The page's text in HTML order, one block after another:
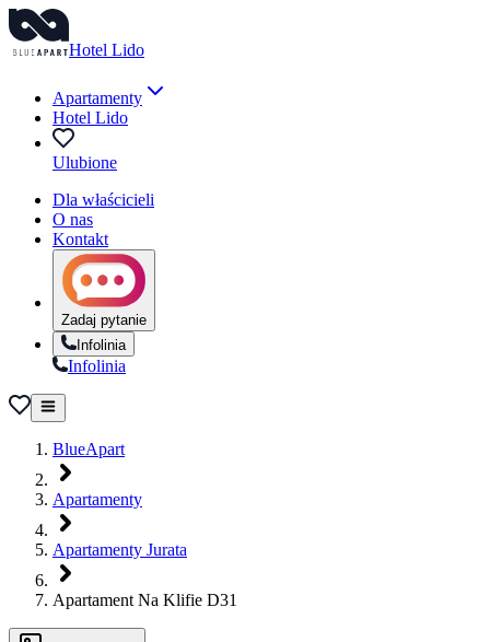
Hotel Lido
Apartamenty
Hotel Lido
Ulubione
Dla właścicieli
O nas
Kontakt
Zadaj pytanie
Infolinia
Infolinia
BlueApart
Apartamenty
Apartamenty Jurata
Apartament Na Klifie D31